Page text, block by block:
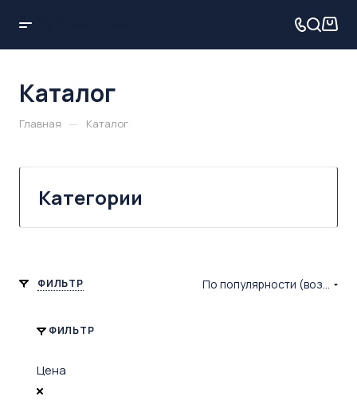
Каталог
Главная — Каталог
Категории
ФИЛЬТР По популярности (возрастание)
ФИЛЬТР
Цена